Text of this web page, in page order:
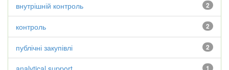
2
внутрішній контроль
2
контроль
2
публічні закупівлі
1